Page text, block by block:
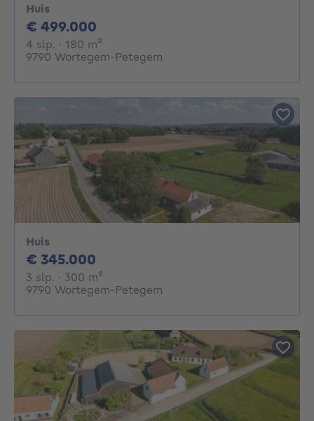
Huis
€ 499.000
4 slp. 4 slaapkamers
· 180 m²
9790 Wortegem-Petegem
Huis
€ 345.000
3 slp. 3 slaapkamers
· 300 m²
9790 Wortegem-Petegem